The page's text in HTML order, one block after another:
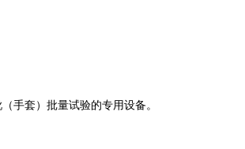
套）批量试验的专用设备。